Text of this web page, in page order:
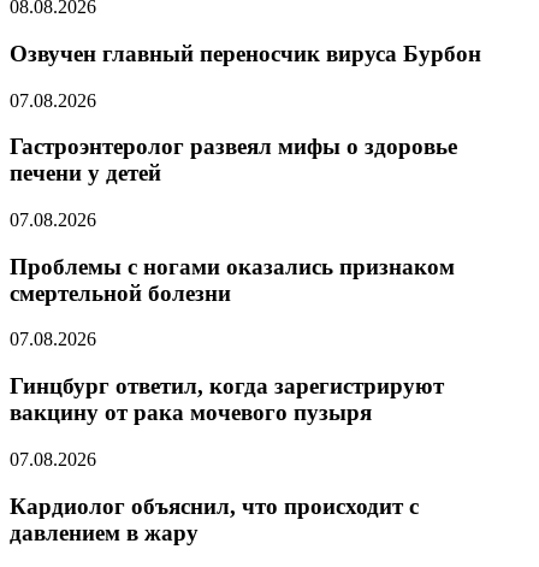
08.08.2026
Озвучен главный переносчик вируса Бурбон
07.08.2026
Гастроэнтеролог развеял мифы о здоровье
печени у детей
07.08.2026
Проблемы с ногами оказались признаком
смертельной болезни
07.08.2026
Гинцбург ответил, когда зарегистрируют
вакцину от рака мочевого пузыря
07.08.2026
Кардиолог объяснил, что происходит с
давлением в жару